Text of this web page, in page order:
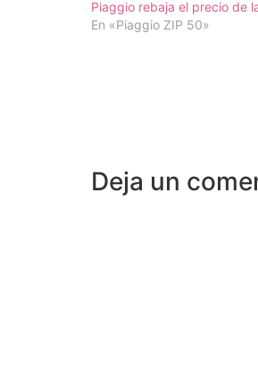
Piaggio rebaja el precio de
En «Piaggio ZIP 50»
Deja un